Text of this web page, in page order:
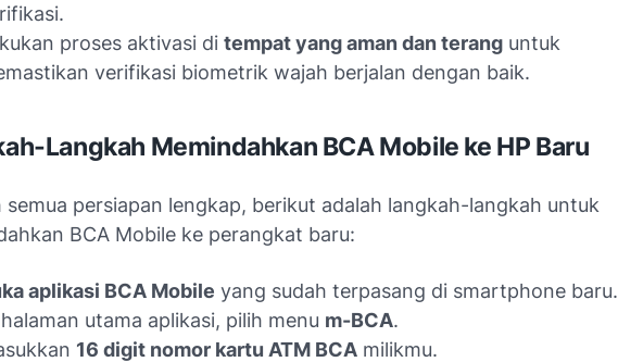
proses aktivasi di tempat yang aman dan terang untuk
verifikasi biometrik wajah berjalan dengan baik.
Langkah Memindahkan BCA Mobile ke HP Baru
semua persiapan lengkap, berikut adalah langkah-langkah untuk
BCA Mobile ke perangkat baru:
aplikasi BCA Mobile yang sudah terpasang di smartphone baru.
utama aplikasi, pilih menu m-BCA.
16 digit nomor kartu ATM BCA milikmu.